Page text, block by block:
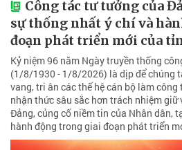
Công tác tư tưởng của
sự thống nhất ý chí và
đoạn phát triển mới của
Kỷ niệm 96 năm Ngày truyền thống
(1/8/1930 - 1/8/2026) là dịp để chúng
vang, tri ân các thế hệ cán bộ làm
nhận thức sâu sắc hơn trách nhiệm
Đảng, củng cố niềm tin của Nhân dân,
hành động trong giai đoạn phát triển